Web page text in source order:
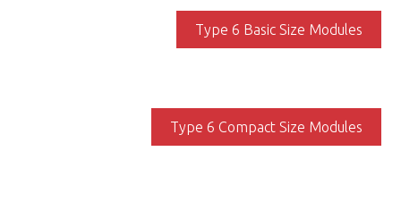
Type 6 Basic Size Modules
Type 6 Compact Size Modules